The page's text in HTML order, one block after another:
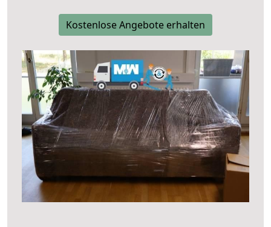
Kostenlose Angebote erhalten